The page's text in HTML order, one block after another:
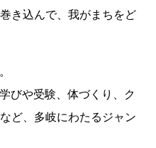
き込んで、我がまちをど
びや受験、体づくり、ク
ど、多岐にわたるジャン